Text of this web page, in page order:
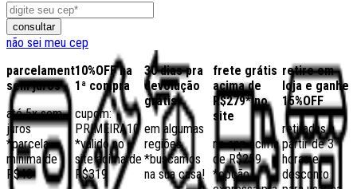
consultar
não sei meu cep
parcelamento
sem juros
até 5x sem
juros
*parcela
mínima de
R$40
10%OFF na
1ª compra
cupom:
PRIMEIRA10
*válido no
site acima de
R$319
30 dias pra
devolução
grátis
em algumas
regiões,
*buscamos
na sua casa!
frete grátis
acima de
R$279* no
site
no app acima
de R$259
*opção
retire em
loja e ganhe
15%OFF
retiradas a
partir de 3
horas e
desconto